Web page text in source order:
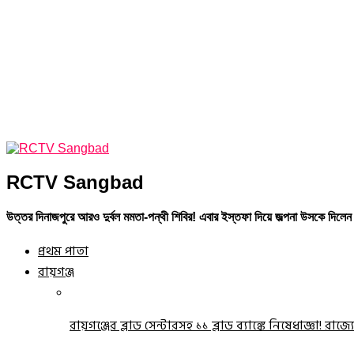
RCTV Sangbad
উত্তর দিনাজপুরে আরও দুর্বল মমতা-পন্থী শিবির! এবার ইস্তফা দিয়ে জল্পনা উসকে
প্রথম পাতা
রায়গঞ্জ
রায়গঞ্জের ব্লাড সেন্টারসহ ১১ ব্লাড ব্যাঙ্কে নিষেধাজ্ঞা!